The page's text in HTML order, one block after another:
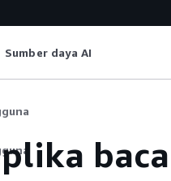
Sumber daya AI